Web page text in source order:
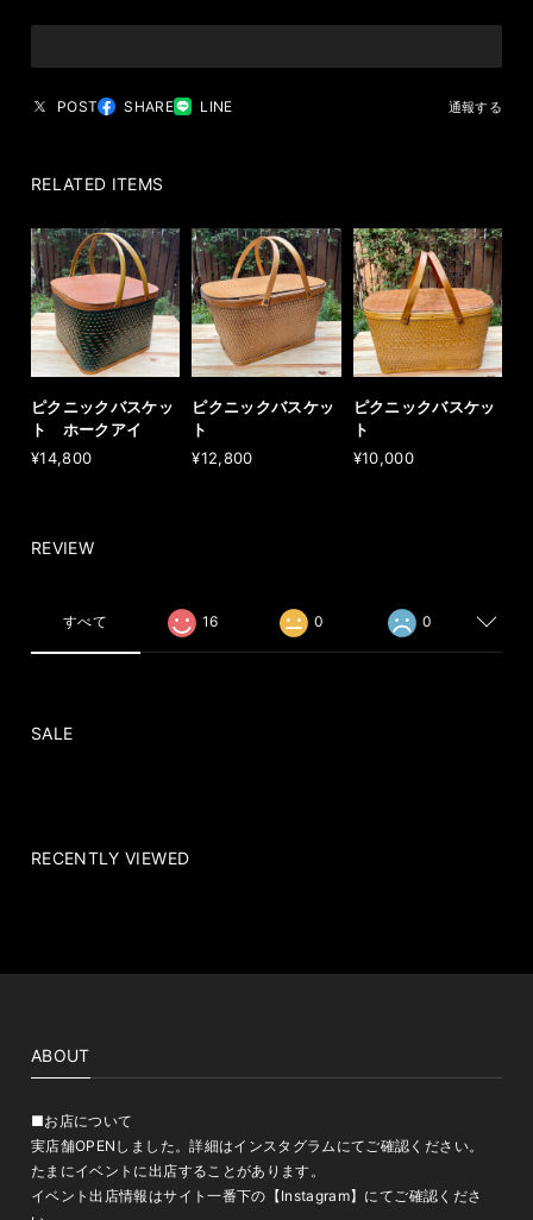
POST SHARE LINE 通報する
RELATED ITEMS
ピクニックバスケッ
ト ホークアイ
¥14,800
ピクニックバスケッ
ト
¥12,800
ピクニックバスケッ
ト
¥10,000
REVIEW
すべて 16 0 0
SALE
RECENTLY VIEWED
ABOUT
■お店について
実店舗OPENしました。詳細はインスタグラムにてご確認ください。
たまにイベントに出店することがあります。
イベント出店情報はサイト一番下の【Instagram】にてご確認くださ